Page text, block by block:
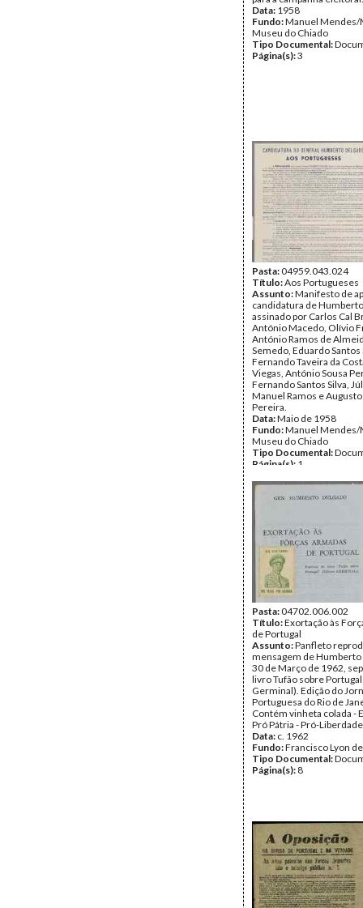
Data: 1958
Fundo:Manuel Mendes/
Museu do Chiado
Tipo Documental:
Página(s):3
Pasta:04959.043.024
Título:Aos Portugueses
Assunto:Manifesto de
candidatura de
assinado por Carlos Cal
António Macedo, Olívio
António Ramos de
Semedo, Eduardo Santos
Fernando Taveira da
Viegas, António Sousa
Fernando Santos Silva,
Manuel Ramos e
Pereira.
Data:Maio de 1958
Fundo:Manuel Mendes/
Museu do Chiado
Tipo Documental:
Página(s): 1
Pasta:04702.006.002
Título:Exortação às
de Portugal
Assunto:Panfleto
mensagem de Humberto
30 de Março de 1962,
livro Tufão sobre
Germinal). Edição do
Portuguesa do Rio de
Contém vinheta colada -
Pró Pátria - Pró-
Data: c. 1962
Fundo:Francisco Lyon
Tipo Documental:
Página(s): 8